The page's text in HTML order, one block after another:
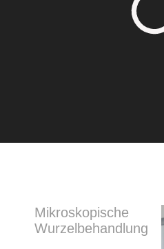
Mikroskopische
Wurzelbehandlung